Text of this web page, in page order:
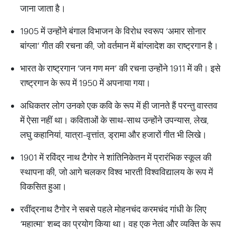
जाना जाता है।
1905 में उन्होंने बंगाल विभाजन के विरोध स्वरूप ‘अमार सोनार
बांग्ला’ गीत की रचना की, जो वर्तमान में बांग्लादेश का राष्ट्रगान है।
भारत के राष्ट्रगान ‘जन गण मन’ की रचना उन्होंने 1911 में की। इसे
राष्ट्रगान के रूप में 1950 में अपनाया गया।
अधिकतर लोग उनको एक कवि के रूप में ही जानते हैं परन्तु वास्तव
में ऐसा नहीं था। कविताओं के साथ-साथ उन्होंने उपन्यास, लेख,
लघु कहानियां, यात्रा-वृत्तांत, ड्रामा और हजारों गीत भी लिखे।
1901 में रविंद्र नाथ टैगोर ने शांतिनिकेतन में प्रारंभिक स्कूल की
स्थापना की, जो आगे चलकर विश्व भारती विश्वविद्यालय के रूप में
विकसित हुआ।
रवींद्रनाथ टैगोर ने सबसे पहले मोहनचंद करमचंद गांधी के लिए
‘महात्मा’ शब्द का प्रयोग किया था। वह एक नेता और व्यक्ति के रूप